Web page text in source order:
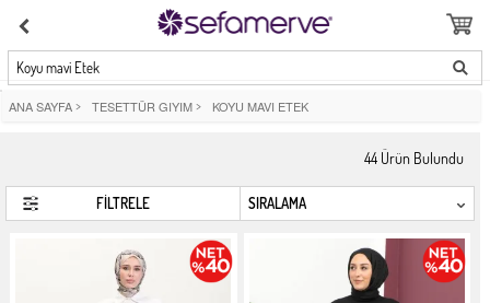
Koyu mavi Etek
ANA SAYFA > TESETTÜR GIYIM > KOYU MAVI ETEK
44 Ürün Bulundu
FİLTRELE